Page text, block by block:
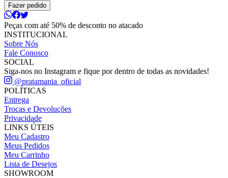
Fazer pedido
Peças com até 50% de desconto no atacado
INSTITUCIONAL
Sobre Nós
Fale Conosco
SOCIAL
Siga-nos no Instagram e fique por dentro de todas as novidades!
@pratamania_oficial
POLÍTICAS
Entrega
Trocas e Devoluções
Privacidade
LINKS ÚTEIS
Meu Cadastro
Meus Pedidos
Meu Carrinho
Lista de Desejos
SHOWROOM